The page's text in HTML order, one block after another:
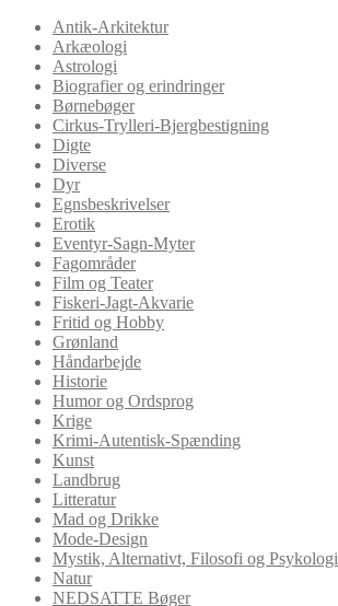
Antik-Arkitektur
Arkæologi
Astrologi
Biografier og erindringer
Børnebøger
Cirkus-Trylleri-Bjergbestigning
Digte
Diverse
Dyr
Egnsbeskrivelser
Erotik
Eventyr-Sagn-Myter
Fagområder
Film og Teater
Fiskeri-Jagt-Akvarie
Fritid og Hobby
Grønland
Håndarbejde
Historie
Humor og Ordsprog
Krige
Krimi-Autentisk-Spænding
Kunst
Landbrug
Litteratur
Mad og Drikke
Mode-Design
Mystik, Alternativt, Filosofi og Psykologi
Natur
NEDSATTE Bøger